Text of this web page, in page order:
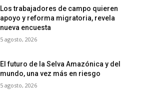
Los trabajadores de campo quieren
apoyo y reforma migratoria, revela
nueva encuesta
5 agosto, 2026
El futuro de la Selva Amazónica y del
mundo, una vez más en riesgo
5 agosto, 2026